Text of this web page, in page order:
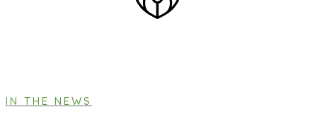
IN THE NEWS